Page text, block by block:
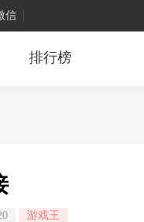
信
排行榜
游戏王